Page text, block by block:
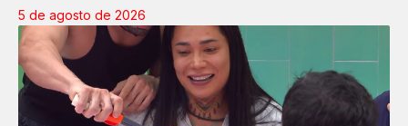
5 de agosto de 2026